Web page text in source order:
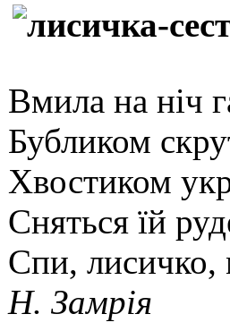
Вмила на ніч
Бубликом
Хвостиком
Сняться їй
Спи, лисичко,
Н. Замрія